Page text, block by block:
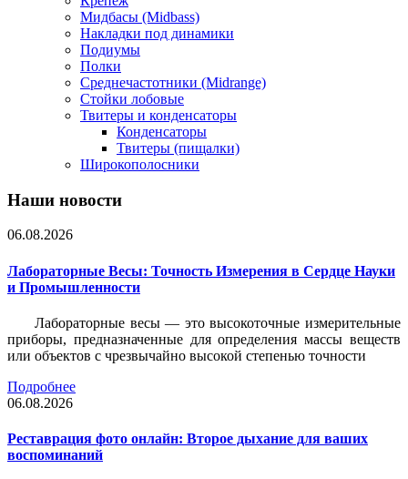
Мидбасы (Midbass)
Накладки под динамики
Подиумы
Полки
Среднечастотники (Midrange)
Стойки лобовые
Твитеры и конденсаторы
Конденсаторы
Твитеры (пищалки)
Широкополосники
Наши новости
06.08.2026
Лабораторные Весы: Точность Измерения в Сердце Науки
и Промышленности
Лабораторные весы — это высокоточные измерительные
приборы, предназначенные для определения массы веществ
или объектов с чрезвычайно высокой степенью точности
Подробнее
06.08.2026
Реставрация фото онлайн: Второе дыхание для ваших
воспоминаний